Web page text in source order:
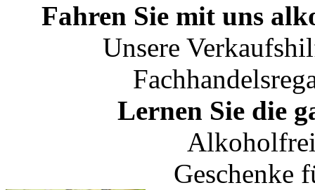
Fahren Sie mit uns
Unsere
Lernen Sie die
Geschenke